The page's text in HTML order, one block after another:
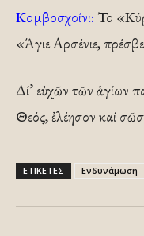
Κομβοσχοίνι: Το
«Άγιε Αρσένιε,
Δί’ εὐχῶν τῶν ἁγίων
Θεός, ἐλέησον καί
ΕΤΙΚΕΤΕΣ Ενδυνάμωση